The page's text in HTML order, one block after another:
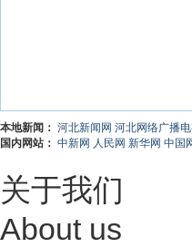
本地新闻： 河北新闻网 河北网络广播
国内网站： 中新网 人民网 新华网 中国
关于我们
About us